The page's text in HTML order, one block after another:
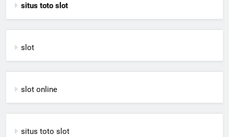
situs toto slot
slot
slot online
situs toto slot